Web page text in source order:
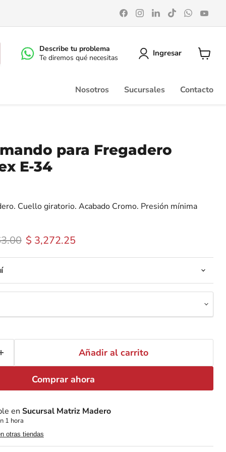
Encuéntrenos
en
Facebook
Encuéntrenos
en
Instagram
Encuéntrenos
en
LinkedIn
Encuéntrenos
en
TikTok
en
Describe tu problema
Te diremos qué necesitas
Ingresar
Nosotros Sucursales Contacto
para Fregadero
E-34
Cuello giratorio. Acabado Cromo. Presión mínima
originalPrecio actual
$ 3,272.25
Añadir al carrito
Comprar ahora
en Sucursal Matriz Madero
1 hora
otras tiendas